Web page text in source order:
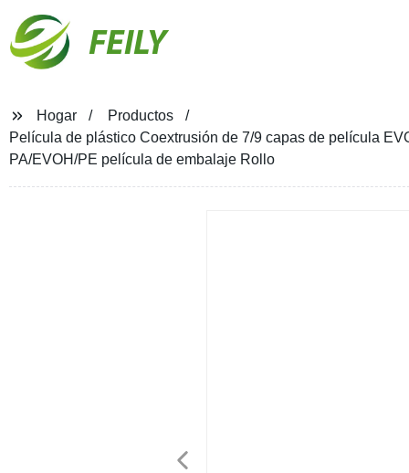
FEILY
Hogar
Productos
Película de plástico Coextrusión de 7/9 capas de película
PA/EVOH/PE película de embalaje Rollo